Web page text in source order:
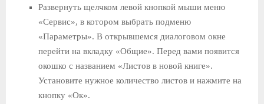
Развернуть щелчком левой кнопкой мыши меню
«Сервис», в котором выбрать подменю
«Параметры». В открывшемся диалоговом окне
перейти на вкладку «Общие». Перед вами появится
окошко с названием «Листов в новой книге».
Установите нужное количество листов и нажмите на
кнопку «Ок».